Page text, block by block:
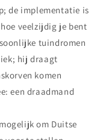
de implementatie is
veelzijdig je bent
tuindromen
hij draagt
komen
een draadmand
om Duitse